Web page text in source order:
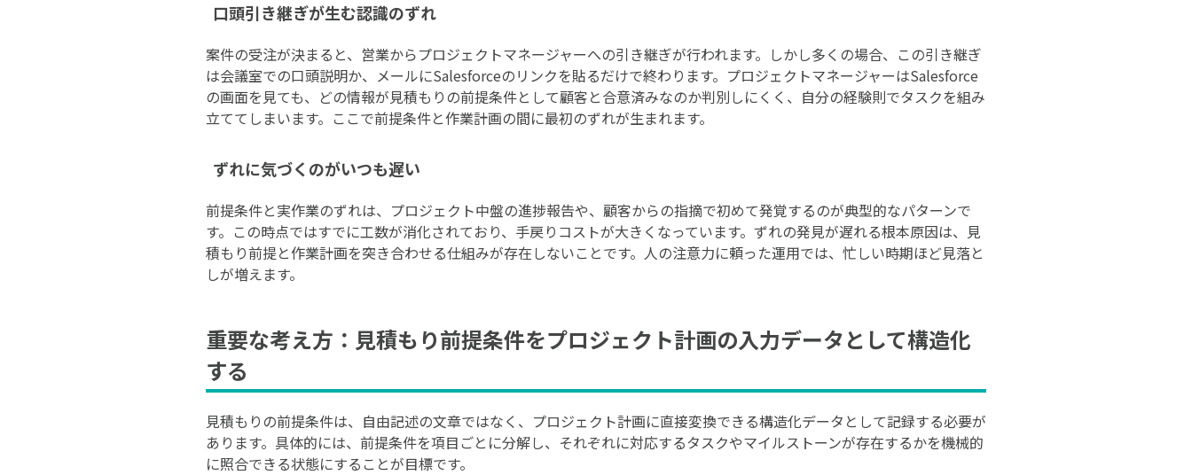
口頭引き継ぎが生む認識のずれ
案件の受注が決まると、営業からプロジェクトマネージャーへの引き継ぎが行われます。しかし多くの場合、この引き継ぎ
は会議室での口頭説明か、メールにSalesforceのリンクを貼るだけで終わります。プロジェクトマネージャーはSalesforce
の画面を見ても、どの情報が見積もりの前提条件として顧客と合意済みなのか判別しにくく、自分の経験則でタスクを組み
立ててしまいます。ここで前提条件と作業計画の間に最初のずれが生まれます。
ずれに気づくのがいつも遅い
前提条件と実作業のずれは、プロジェクト中盤の進捗報告や、顧客からの指摘で初めて発覚するのが典型的なパターンで
す。この時点ではすでに工数が消化されており、手戻りコストが大きくなっています。ずれの発見が遅れる根本原因は、見
積もり前提と作業計画を突き合わせる仕組みが存在しないことです。人の注意力に頼った運用では、忙しい時期ほど見落と
しが増えます。
重要な考え方：見積もり前提条件をプロジェクト計画の入力データとして構造化
する
見積もりの前提条件は、自由記述の文章ではなく、プロジェクト計画に直接変換できる構造化データとして記録する必要が
あります。具体的には、前提条件を項目ごとに分解し、それぞれに対応するタスクやマイルストーンが存在するかを機械的
に照合できる状態にすることが目標です。